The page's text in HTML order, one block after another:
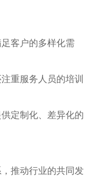
客户的多样化需
重服务人员的培训
定制化、差异化的
推动行业的共同发